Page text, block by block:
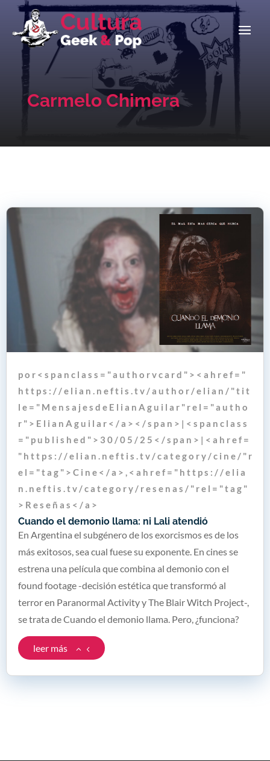
Carmelo Chimera
Cuando el demonio llama: ni Lali atendió
p o r < s p a n c l a s s = " a u t h o r v c a r d " > < a h r e f = "
h t t p s : / / e l i a n . n e f t i s . t v / a u t h o r / e l i a n / " t i t
l e = " M e n s a j e s d e E l i a n A g u i l a r " r e l = " a u t h o
r " > E l i a n A g u i l a r < / a > < / s p a n > | < s p a n c l a s s
= " p u b l i s h e d " > 3 0 / 0 5 / 2 5 < / s p a n > | < a h r e f =
" h t t p s : / / e l i a n . n e f t i s . t v / c a t e g o r y / c i n e / " r
e l = " t a g " > C i n e < / a > , < a h r e f = " h t t p s : / / e l i a
n . n e f t i s . t v / c a t e g o r y / r e s e n a s / " r e l = " t a g "
> R e s e ñ a s < / a >
En Argentina el subgénero de los exorcismos es de los
más exitosos, sea cual fuese su exponente. En cines se
estrena una película que combina al demonio con el
found footage -decisión estética que transformó al
terror en Paranormal Activity y The Blair Witch Project-,
se trata de Cuando el demonio llama. Pero, ¿funciona?
leer más